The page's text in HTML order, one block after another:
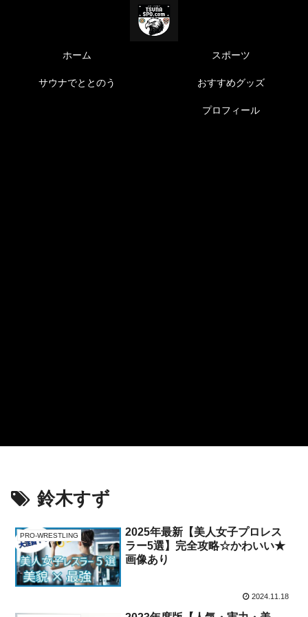
ホーム スポーツ
サウナでととのう おすすめグッズ
プロフィール
鈴木すず
PRO-WRESTLING
2025年最新【美人女子プロレス
ラー5選】完全攻略☆かわいい★
画像あり
2024.11.18